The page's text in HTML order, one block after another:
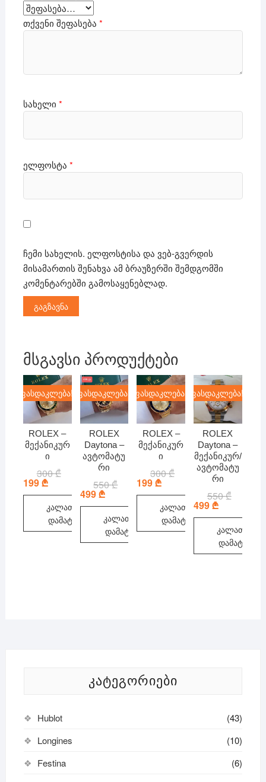
თქვენი შეფასება *
სახელი *
ელფოსტა *
ჩემი სახელის. ელფოსტისა და ვებ-გვერდის
მისამართის შენახვა ამ ბრაუზერში შემდგომში
კომენტარებში გამოსაყენებლად.
მსგავსი პროდუქტები
ფასდაკლება!
ROLEX –
მექანიკურ
ი
300₾Original
price
300 ₾.
199₾
Current
price
199 ₾.
კალათაში
დამატება
ფასდაკლება!
ROLEX
Daytona –
ავტომატუ
რი
550₾Original
price
550 ₾.
499₾
Current
price
499 ₾.
კალათაში
დამატება
ფასდაკლება!
ROLEX –
მექანიკურ
ი
300₾Original
price
300 ₾.
199₾
Current
price
199 ₾.
კალათაში
დამატება
ფასდაკლება!
ROLEX
Daytona –
მექანიკურ/
ავტომატუ
რი
550₾Original
price
550 ₾.
499₾
Current
price
499 ₾.
კალათაში
დამატება
ᲙᲐᲢᲔᲒᲝᲠᲘᲔᲑᲘ
Hublot
(43)
Longines
(10)
Festina
(6)